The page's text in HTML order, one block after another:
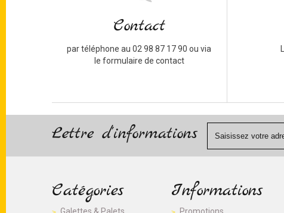
Contact
par téléphone au 02 98 87 17 90 ou via
le formulaire de contact
Lettre d'informations
Catégories Informations